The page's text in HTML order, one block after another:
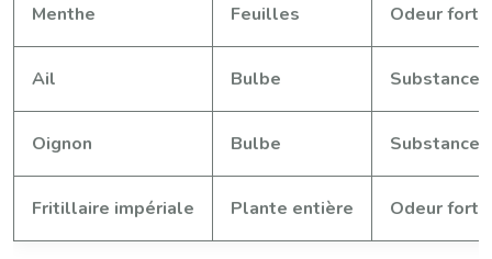
Menthe Feuilles Odeur
Ail Bulbe
Oignon Bulbe
Fritillaire impériale Plante entière Odeur